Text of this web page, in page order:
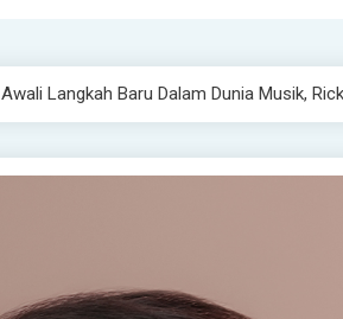
Awali Langkah Baru Dalam Dunia Musik,